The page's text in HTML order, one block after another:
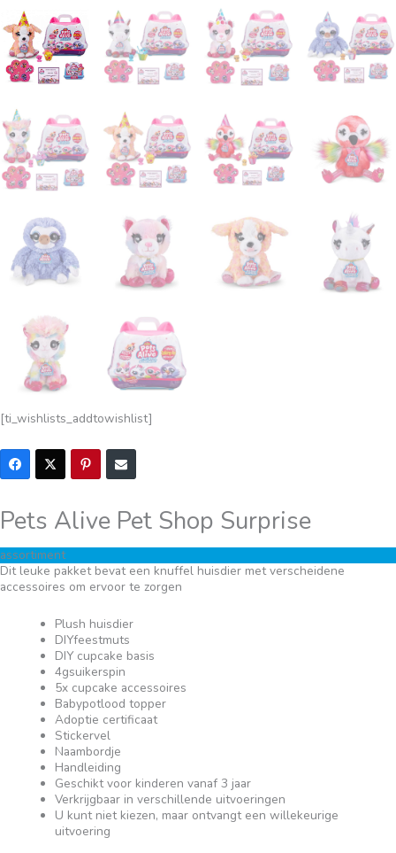
[ti_wishlists_addtowishlist]
Pets Alive Pet Shop Surprise
assortiment
Dit leuke pakket bevat een knuffel huisdier met verscheidene
accessoires om ervoor te zorgen
Plush huisdier
DIYfeestmuts
DIY cupcake basis
4gsuikerspin
5x cupcake accessoires
Babypotlood topper
Adoptie certificaat
Stickervel
Naambordje
Handleiding
Geschikt voor kinderen vanaf 3 jaar
Verkrijgbaar in verschillende uitvoeringen
U kunt niet kiezen, maar ontvangt een willekeurige
uitvoering